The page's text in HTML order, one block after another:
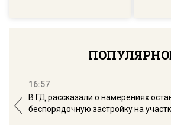
16:57
В ГД рассказали о намерениях
беспорядочную застройку на